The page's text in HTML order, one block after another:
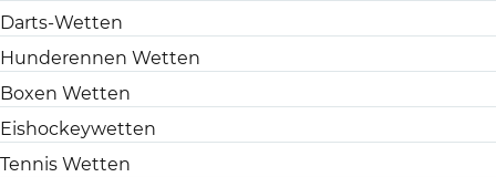
Darts-Wetten
Hunderennen Wetten
Boxen Wetten
Eishockeywetten
Tennis Wetten